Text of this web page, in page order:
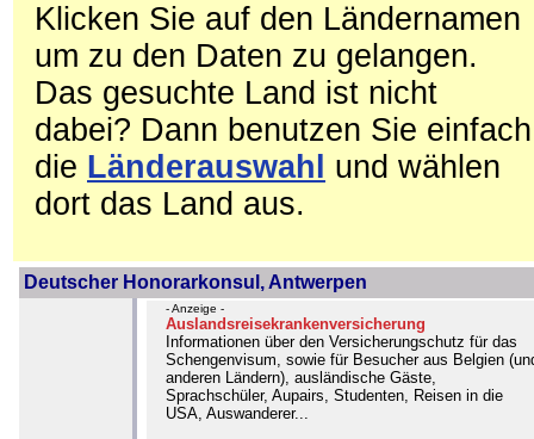
Klicken Sie auf den Ländernamen
um zu den Daten zu gelangen.
Das gesuchte Land ist nicht
dabei? Dann benutzen Sie einfach
die Länderauswahl
und wählen
dort das Land aus.
Deutscher Honorarkonsul, Antwerpen
- Anzeige -
Auslandsreisekrankenversicherung
Informationen über den Versicherungschutz für das
Schengenvisum, sowie für Besucher aus Belgien
anderen Ländern), ausländische Gäste,
Sprachschüler, Aupairs, Studenten, Reisen in die
USA, Auswanderer...